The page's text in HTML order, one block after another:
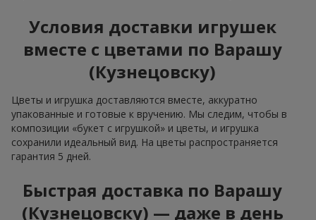
Условия доставки игрушек
вместе с цветами по Варашу
(Кузнецовску)
Цветы и игрушка доставляются вместе, аккуратно
упакованные и готовые к вручению. Мы следим, чтобы в
композиции «букет с игрушкой» и цветы, и игрушка
сохранили идеальный вид. На цветы распространяется
гарантия 5 дней.
Быстрая доставка по Варашу
(Кузнецовску) — даже в день